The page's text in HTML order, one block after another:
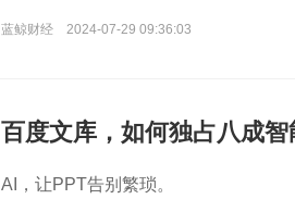
蓝鲸财经 2024-07-29 09:36:03
百度文库，如何独占八成智
AI，让PPT告别繁琐。